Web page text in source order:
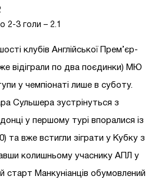
2-3 голи – 2.1
клубів Англійської Прем’єр-
відіграли по два поєдинки) МЮ
у чемпіонаті лише в суботу.
Сульшера зустрінуться з
у першому турі впоралися із
та вже встигли зіграти у Кубку з
колишньому учаснику АПЛ у
старт Манкуніанців обумовлений